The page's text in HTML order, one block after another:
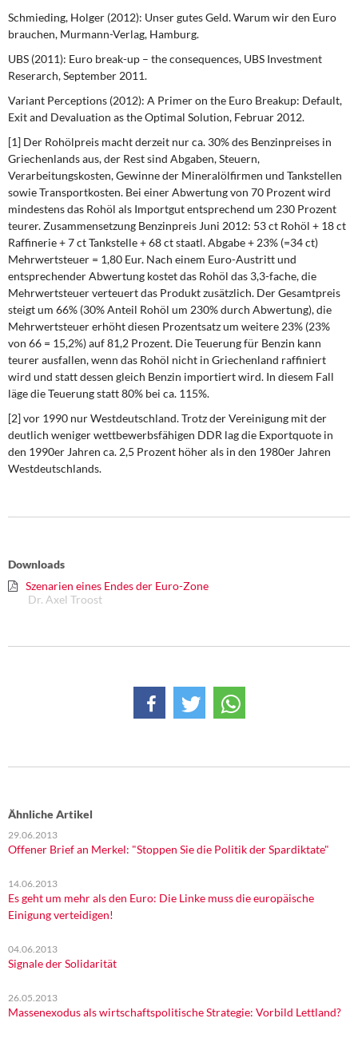
Schmieding, Holger (2012): Unser gutes Geld. Warum wir den Euro
brauchen, Murmann-Verlag, Hamburg.
UBS (2011): Euro break-up – the consequences, UBS Investment
Reserarch, September 2011.
Variant Perceptions (2012): A Primer on the Euro Breakup: Default,
Exit and Devaluation as the Optimal Solution, Februar 2012.
[1] Der Rohölpreis macht derzeit nur ca. 30% des Benzinpreises in
Griechenlands aus, der Rest sind Abgaben, Steuern,
Verarbeitungskosten, Gewinne der Mineralölfirmen und Tankstellen
sowie Transportkosten. Bei einer Abwertung von 70 Prozent wird
mindestens das Rohöl als Importgut entsprechend um 230 Prozent
teurer. Zusammensetzung Benzinpreis Juni 2012: 53 ct Rohöl + 18 ct
Raffinerie + 7 ct Tankstelle + 68 ct staatl. Abgabe + 23% (=34 ct)
Mehrwertsteuer = 1,80 Eur. Nach einem Euro-Austritt und
entsprechender Abwertung kostet das Rohöl das 3,3-fache, die
Mehrwertsteuer verteuert das Produkt zusätzlich. Der Gesamtpreis
steigt um 66% (30% Anteil Rohöl um 230% durch Abwertung), die
Mehrwertsteuer erhöht diesen Prozentsatz um weitere 23% (23%
von 66 = 15,2%) auf 81,2 Prozent. Die Teuerung für Benzin kann
teurer ausfallen, wenn das Rohöl nicht in Griechenland raffiniert
wird und statt dessen gleich Benzin importiert wird. In diesem Fall
läge die Teuerung statt 80% bei ca. 115%.
[2] vor 1990 nur Westdeutschland. Trotz der Vereinigung mit der
deutlich weniger wettbewerbsfähigen DDR lag die Exportquote in
den 1990er Jahren ca. 2,5 Prozent höher als in den 1980er Jahren
Westdeutschlands.
Downloads
Szenarien eines Endes der Euro-Zone
Dr. Axel Troost
Ähnliche Artikel
29.06.2013
Offener Brief an Merkel: "Stoppen Sie die Politik der Spardiktate"
14.06.2013
Es geht um mehr als den Euro: Die Linke muss die europäische
Einigung verteidigen!
04.06.2013
Signale der Solidarität
26.05.2013
Massenexodus als wirtschaftspolitische Strategie: Vorbild Lettland?